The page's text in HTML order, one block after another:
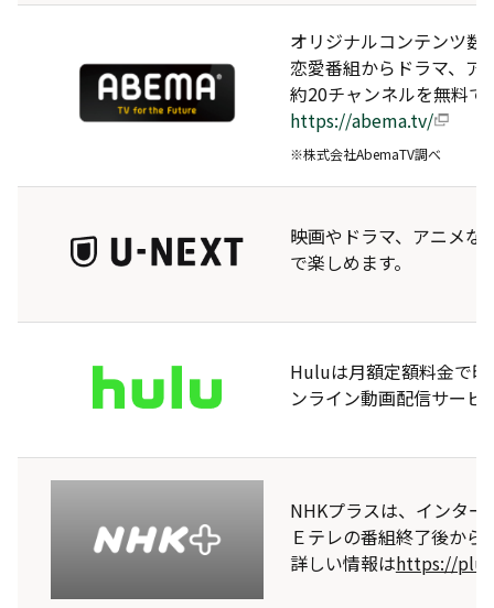
オリジナルコンテンツ
恋愛番組からドラマ、ア
約20チャンネルを無料で
https://abema.tv/
※株式会社AbemaTV調べ
映画やドラマ、アニメな
で楽しめます。
Huluは月額定額料金で
ンライン動画配信サービ
NHKプラスは、インタ
Ｅテレの番組終了後か
詳しい情報はhttps://